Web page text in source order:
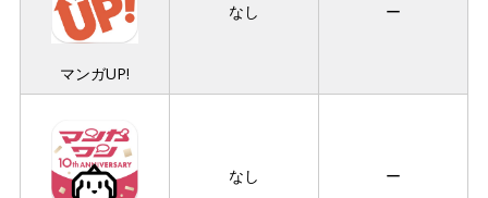
マンガUP!
なし ー
なし ー